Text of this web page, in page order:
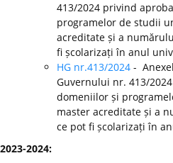
413/2024 privind
programelor de studii
acreditate și a
fi școlarizați în anul
HG nr.413/2024 -
Guvernului nr. 413/
domeniilor și
master acreditate și a
ce pot fi școlarizați în
2023-2024: